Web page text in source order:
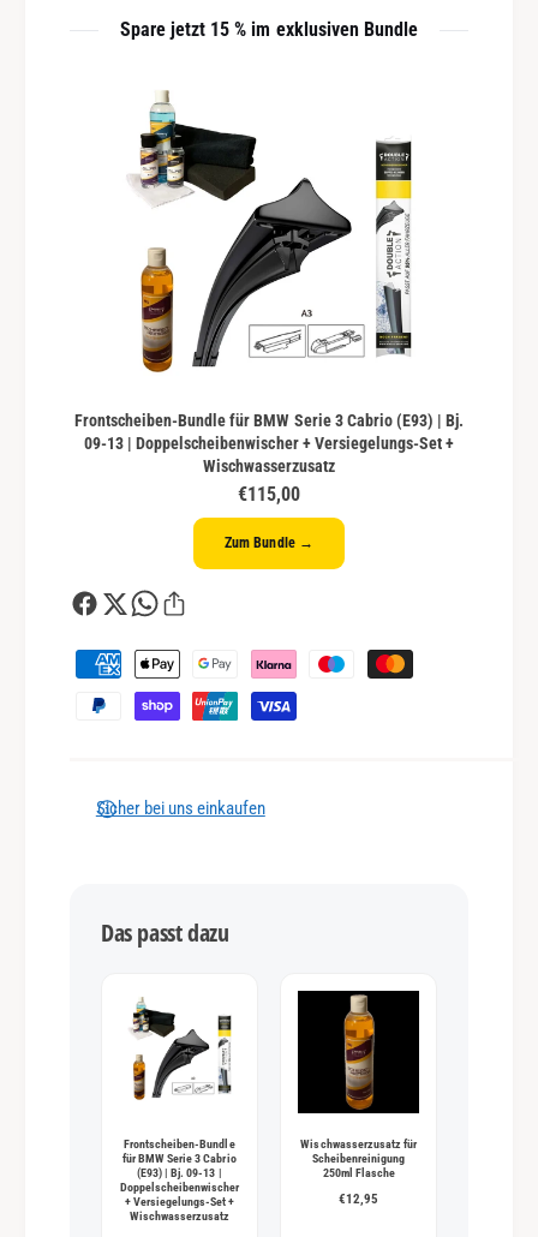
Spare jetzt 15 % im exklusiven Bundle
Frontscheiben-Bundle für BMW Serie 3 Cabrio (E93) | Bj.
09-13 | Doppelscheibenwischer + Versiegelungs-Set +
Wischwasserzusatz
€115,00
Zum Bundle →
Z
a
Sicher bei uns einkaufen
Das passt dazu
Frontscheiben-Bundle
für BMW Serie 3 Cabrio
(E93) | Bj. 09-13 |
Doppelscheibenwischer
+ Versiegelungs-Set +
Wischwasserzusatz
Wischwasserzusatz für
Scheibenreinigung
250ml Flasche
€12,95